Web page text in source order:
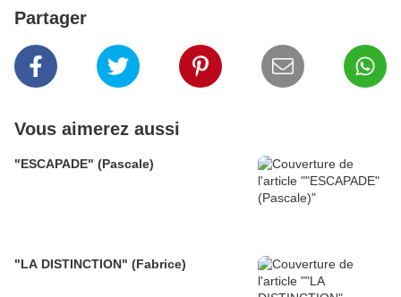
Partager
Vous aimerez aussi
"ESCAPADE" (Pascale)
"LA DISTINCTION" (Fabrice)